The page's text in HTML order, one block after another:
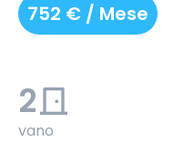
752 € / Mese
2
vano